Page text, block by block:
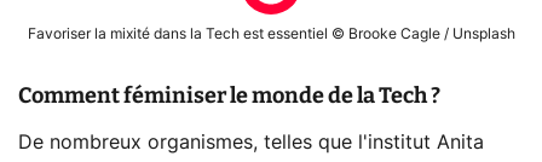
Favoriser la mixité dans la Tech est essentiel © Brooke Cagle / Unsplash
Comment féminiser le monde de la Tech ?
De nombreux organismes, telles que l'institut Anita